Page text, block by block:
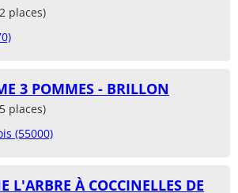
places)
3 POMMES - BRILLON
places)
(55000)
L'ARBRE À COCCINELLES DE